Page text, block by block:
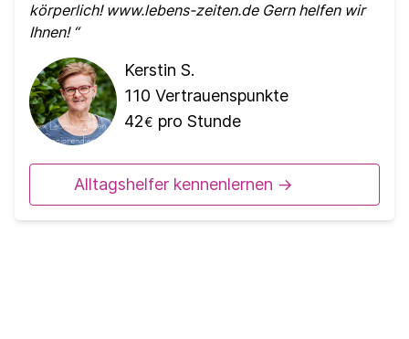
körperlich! www.lebens-zeiten.de Gern helfen wir
Ihnen!
Kerstin S.
110 Vertrauenspunkte
42€ pro Stunde
Alltagshelfer kennenlernen ->